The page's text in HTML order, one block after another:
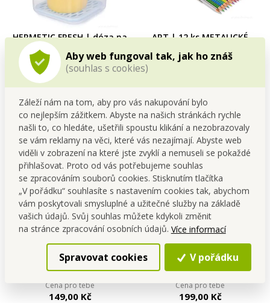
Aby web fungoval tak, jak ho znáš
(souhlas s cookies)
Záleží nám na tom, aby pro vás nakupování bylo
co nejlepším zážitkem. Abyste na našich stránkách rychle
našli to, co hledáte, ušetřili spoustu klikání a nezobrazovaly
se vám reklamy na věci, které vás nezajímají. Abyste web
viděli v zobrazení na které jste zvyklí a nemuseli se pokaždé
přihlašovat. Proto od vás potřebujeme souhlas
se zpracováním souborů cookies. Stisknutím tlačítka
„V pořádku“ souhlasíte s nastavením cookies tak, abychom
vám poskytovali smysluplné a užitečné služby na základě
vašich údajů. Svůj souhlas můžete kdykoli změnit
na stránce zpracování osobních údajů. Více informací
Spravovat cookies V pořádku
HERMETIC FRESH | dóza na
potraviny s odkapávací
mřížkou a silikonovým
těsněním | 580 ml
Cena pro tebe
129,00 Kč
Skladem
ART | 12 ks METALICKÉ
odstíny pro kresby &
mandaly | nejvyšší kvalita
Cena pro tebe
Skladem
ART | 12 ks NEONOVĚ
SVÍTIVÉ umělecké pastelky |
intenzivní barvy pro
mandaly & kreativní kresbu
Cena pro tebe
149,00 Kč
BIOPAN® | nepřilnavý nízký
plech na pečení | 38 x 26,5
cm
Cena pro tebe
199,00 Kč